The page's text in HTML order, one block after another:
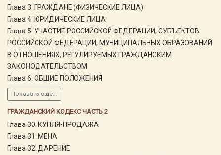
Глава 3. ГРАЖДАНЕ (ФИЗИЧЕСКИЕ ЛИЦА)
Глава 4. ЮРИДИЧЕСКИЕ ЛИЦА
Глава 5. УЧАСТИЕ РОССИЙСКОЙ ФЕДЕРАЦИИ, СУБЪЕКТОВ
РОССИЙСКОЙ ФЕДЕРАЦИИ, МУНИЦИПАЛЬНЫХ ОБРАЗОВАНИЙ
В ОТНОШЕНИЯХ, РЕГУЛИРУЕМЫХ ГРАЖДАНСКИМ
ЗАКОНОДАТЕЛЬСТВОМ
Глава 6. ОБЩИЕ ПОЛОЖЕНИЯ
Показать ещё...
ГРАЖДАНСКИЙ КОДЕКС ЧАСТЬ 2
Глава 30. КУПЛЯ-ПРОДАЖА
Глава 31. МЕНА
Глава 32. ДАРЕНИЕ